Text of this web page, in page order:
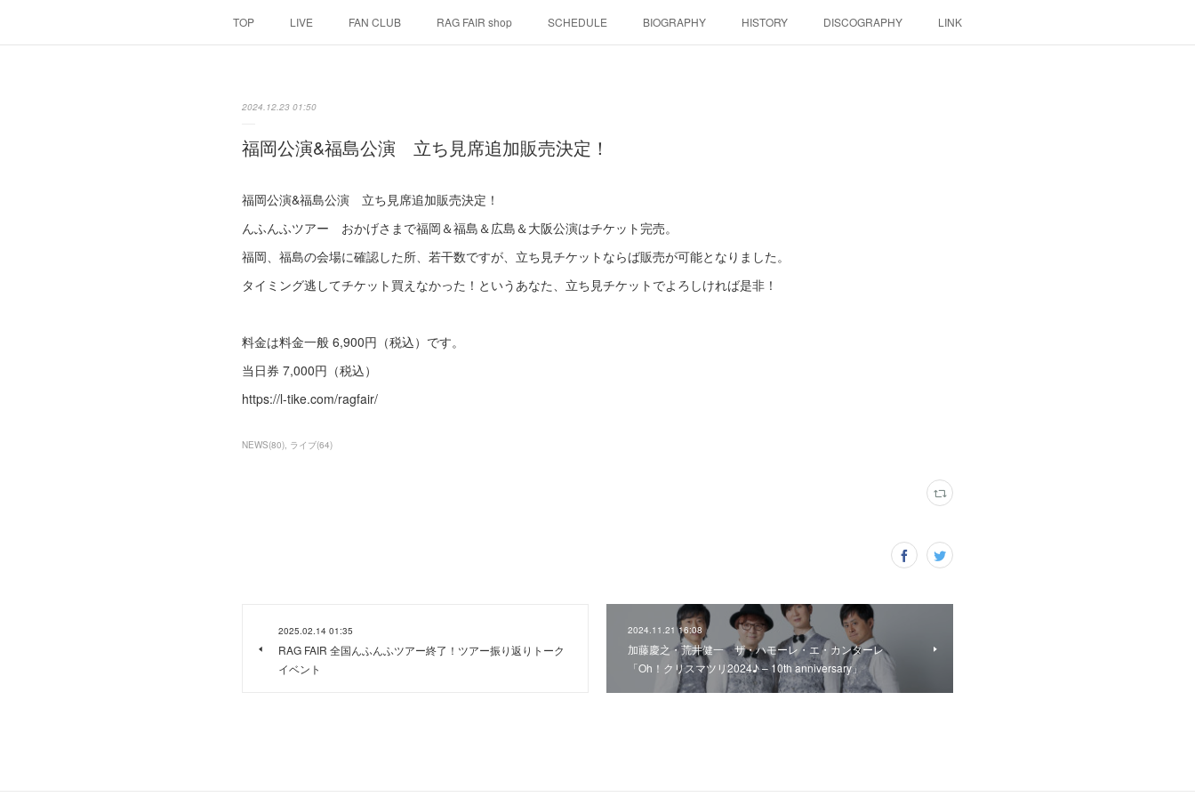
TOP LIVE FAN CLUB RAG FAIR shop SCHEDULE BIOGRAPHY HISTORY DISCOGRAPHY LINK
2024.12.23 01:50
福岡公演&福島公演 立ち見席追加販売決定！
福岡公演&福島公演 立ち見席追加販売決定！
んふんふツアー おかげさまで福岡＆福島＆広島＆大阪公演はチケット完売。
福岡、福島の会場に確認した所、若干数ですが、立ち見チケットならば販売が可能となりました。
タイミング逃してチケット買えなかった！というあなた、立ち見チケットでよろしければ是非！
料金は料金一般 6,900円（税込）です。
当日券 7,000円（税込）
https://l-tike.com/ragfair/
NEWS(80) ライブ(64)
2025.02.14 01:35
RAG FAIR 全国んふんふツアー終了！ツアー振り返りトーク
イベント
2024.11.21 16:08
加藤慶之・荒井健一 ザ・ハモーレ・エ・カンターレ
「Oh！クリスマツリ2024♪ – 10th anniversary」